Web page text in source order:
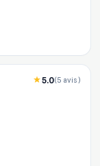
5.0(5 avis)